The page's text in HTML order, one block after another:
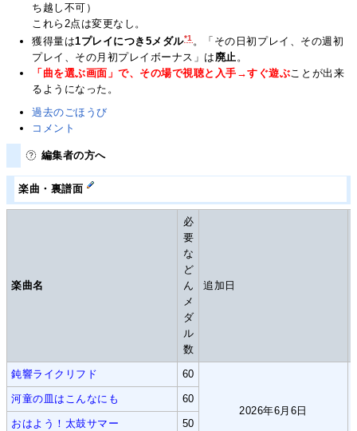
ち越し不可）
これら2点は変更なし。
獲得量は1プレイにつき5メダル*1 。「その日初プレイ、その週初
プレイ、その月初プレイボーナス」は廃止。
「曲を選ぶ画面」で、その場で視聴と入手→すぐ遊ぶことが出来
るようになった。
過去のごほうび
コメント
編集者の方へ
楽曲・裏譜面
楽曲名
必
要
な
ど
ん
メ
ダ
ル
数
追加日
鈍響ライクリフド 60
2026年6月6日
河童の皿はこんなにも 60
おはよう！太鼓サマー 50